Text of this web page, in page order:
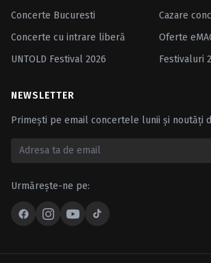
Concerte Bucuresti
Cazare
Concerte cu intrare liberă
Oferte
UNTOLD Festival 2026
Festivaluri
NEWSLETTER
Primești pe email concertele lunii și noutăți
Urmărește-ne pe: